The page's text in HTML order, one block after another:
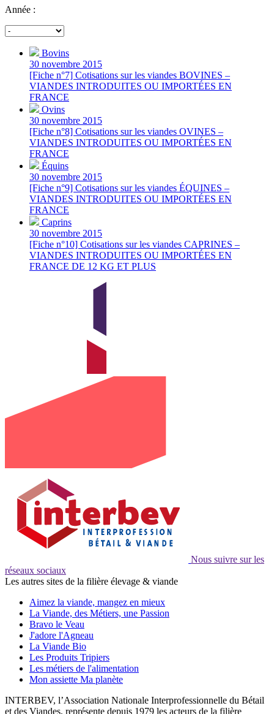
Année :
Bovins
30 novembre 2015
[Fiche n°7] Cotisations sur les viandes BOVINES –
VIANDES INTRODUITES OU IMPORTÉES EN
FRANCE
Ovins
30 novembre 2015
[Fiche n°8] Cotisations sur les viandes OVINES –
VIANDES INTRODUITES OU IMPORTÉES EN
FRANCE
Équins
30 novembre 2015
[Fiche n°9] Cotisations sur les viandes ÉQUINES –
VIANDES INTRODUITES OU IMPORTÉES EN
FRANCE
Caprins
30 novembre 2015
[Fiche n°10] Cotisations sur les viandes CAPRINES –
VIANDES INTRODUITES OU IMPORTÉES EN
FRANCE DE 12 KG ET PLUS
Nous suivre sur les
réseaux sociaux
Les autres sites de la filière élevage & viande
Aimez la viande, mangez en mieux
La Viande, des Métiers, une Passion
Bravo le Veau
J'adore l'Agneau
La Viande Bio
Les Produits Tripiers
Les métiers de l'alimentation
Mon assiette Ma planète
INTERBEV, l’Association Nationale Interprofessionnelle du Bétail
et des Viandes, représente depuis 1979 les acteurs de la filière